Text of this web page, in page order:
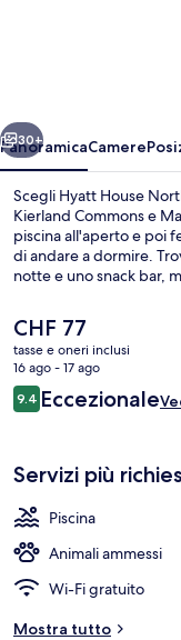
Avanti
30+
PanoramicaCamere
Scegli Hyatt House
Kierland Commons e
piscina all'aperto e poi
di andare a dormire.
notte e uno snack bar,
gentile e la colazione.
Il
prezzo
attuale
è
CHF 77
CHF 77
tasse e oneri inclusi
16 ago - 17 ago
Recensioni
9.49.4 su 10
Eccezionale
Servizi più
Piscina
Animali ammessi
Wi-Fi gratuito
Mostra tutto